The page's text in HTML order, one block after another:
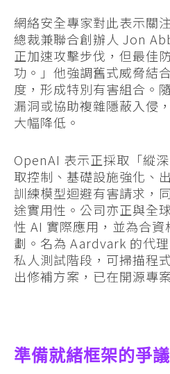
網絡安全專家對此表示關
總裁兼聯合創辦人 Jon
正加速攻擊步伐，但最佳
功。」他強調舊式威脅結
度，形成特別有害組合。
漏洞或協助複雜隱蔽入侵
大幅降低。
OpenAI 表示正採取「縱
取控制、基礎設施強化、
訓練模型迴避有害請求，
途實用性。公司亦正與全
性 AI 實際應用，並為合
劃。名為 Aardvark 的代
私人測試階段，可掃描程
出修補方案，已在開源專
準備就緒框架的爭議